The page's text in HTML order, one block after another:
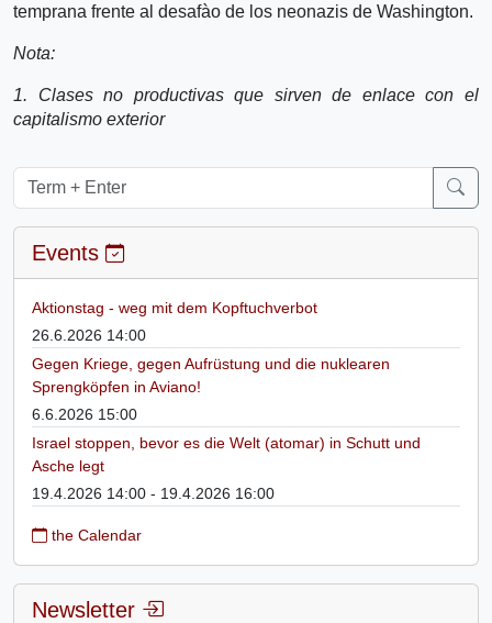
temprana frente al desafà­o de los neonazis de Washington.
Nota:
1. Clases no productivas que sirven de enlace con el
capitalismo exterior
Events
Aktionstag - weg mit dem Kopftuchverbot
26.6.2026 14:00
Gegen Kriege, gegen Aufrüstung und die nuklearen
Sprengköpfen in Aviano!
6.6.2026 15:00
Israel stoppen, bevor es die Welt (atomar) in Schutt und
Asche legt
19.4.2026 14:00 - 19.4.2026 16:00
the Calendar
Newsletter